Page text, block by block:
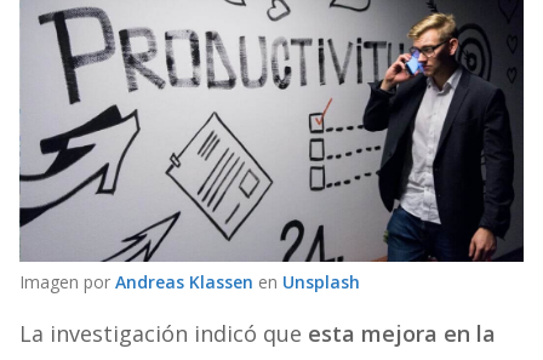
Imagen por Andreas Klassen en Unsplash
La investigación indicó que esta mejora en la